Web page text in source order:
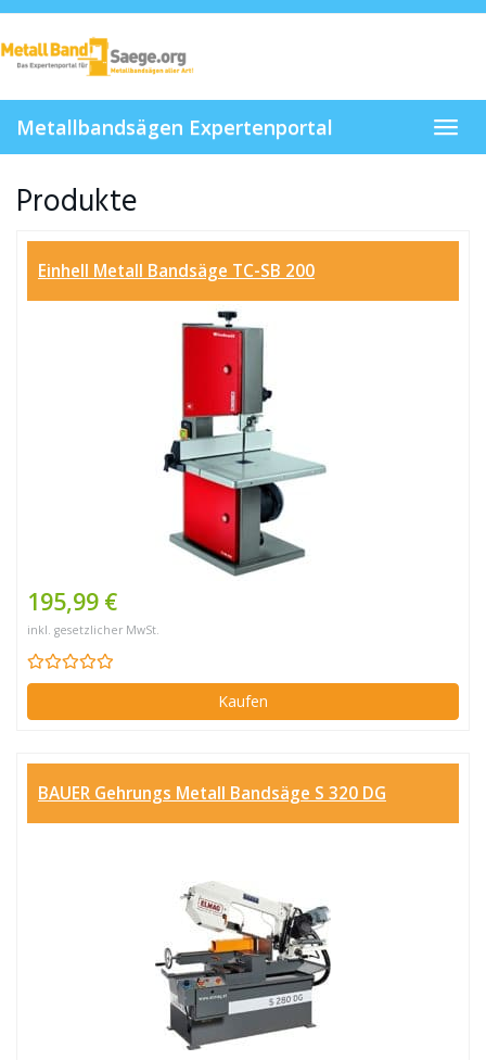
Skip
main
content
Metallbandsägen Expertenportal
Produkte
Einhell Metall Bandsäge TC-SB 200
195,99 €
inkl. gesetzlicher MwSt.
Kaufen
BAUER Gehrungs Metall Bandsäge S 320 DG